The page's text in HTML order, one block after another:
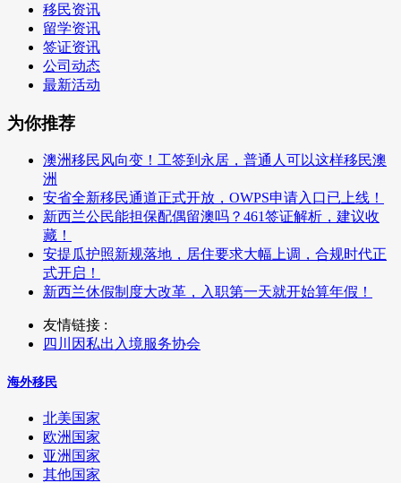
移民资讯
留学资讯
签证资讯
公司动态
最新活动
为你推荐
澳洲移民风向变！工签到永居，普通人可以这样移民澳
洲
安省全新移民通道正式开放，OWPS申请入口已上线！
新西兰公民能担保配偶留澳吗？461签证解析，建议收
藏！
安提瓜护照新规落地，居住要求大幅上调，合规时代正
式开启！
新西兰休假制度大改革，入职第一天就开始算年假！
友情链接 :
四川因私出入境服务协会
海外移民
北美国家
欧洲国家
亚洲国家
其他国家